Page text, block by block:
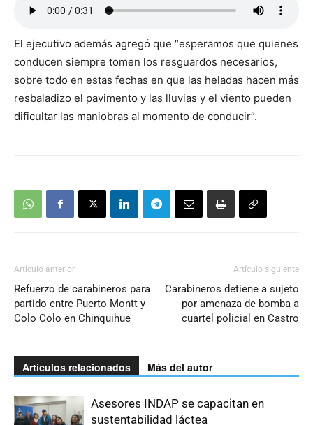
El ejecutivo además agregó que “esperamos que quienes
conducen siempre tomen los resguardos necesarios,
sobre todo en estas fechas en que las heladas hacen más
resbaladizo el pavimento y las lluvias y el viento pueden
dificultar las maniobras al momento de conducir”.
Artículo anterior
Refuerzo de carabineros para
partido entre Puerto Montt y
Colo Colo en Chinquihue
Artículo siguiente
Carabineros detiene a sujeto
por amenaza de bomba a
cuartel policial en Castro
Artículos relacionados Más del autor
Asesores INDAP se capacitan en
sustentabilidad láctea